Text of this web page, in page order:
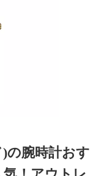
の腕時計おす